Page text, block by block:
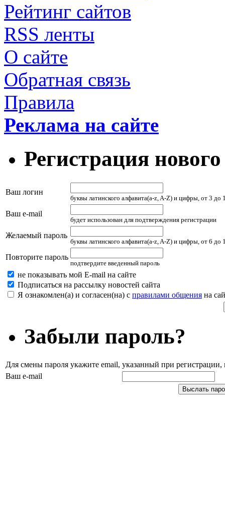
Рейтинг сайтов
RSS ленты
О сайте
Обратная связь
Правила
Реклама на сайте
Регистрация
Ваш логин
буквы латинского алфавита(a-z, A-Z) и цифры, от 3 до
Ваш e-mail
будет использован для подтверждения регистрации
Желаемый пароль
буквы латинского алфавита(a-z, A-Z) и цифры, от 6 до
Повторите пароль
подтвердите введенный пароль
не показывать мой E-mail на сайте
Подписаться на рассылку новостей сайта
Я ознакомлен(а) и согласен(на) с правилами общения на
Забыли пароль?
Для смены пароля укажите email, указанный при
Ваш e-mail